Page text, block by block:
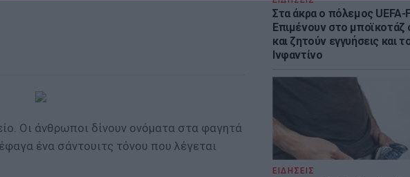
Στα άκρα ο πόλεμος UEFA-
Επιμένουν στο μποϊκοτάζ
και ζητούν εγγυήσεις και
Ινφαντίνο
ΕΙΔΗΣΕΙΣ
Οι άνθρωποι δίνουν ονόματα στα φαγητά
ένα σάντουιτς τόνου που λέγεται